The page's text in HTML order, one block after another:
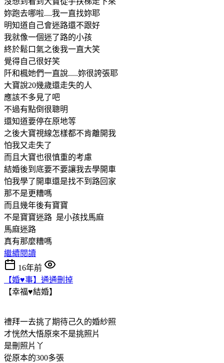
妳跑去哪啦....我一直找妳耶
明知道自己會迷路還不跟好
我就像一個迷了路的小孩
終於鬆口氣之後我一直大笑
覺得自己很好笑
阡和楓她們一直說.....妳很誇張耶
大寶說20幾歲還走失的人
應該不多見了吧
不過有點倒很聰明
還知道要停在原地等
之後大寶視線怎樣都不肯離開我
怕我又走失了
而且大寶也很慎重的考慮
結婚後到底要不要讓我去學開車
怕我學了開車還是找不到路回家
那不是更糟嗎
而且幾年後有寶寶
不是寶寶迷路 是小孩找馬麻
馬麻迷路
真有那麼糟嗎
繼續閱讀
16年前
【婚♥事】通通刪掉
【幸福♥結婚】
禮拜一去挑了期待己久的婚紗照
才恍然大悟原來不是挑照片
是刪照片丫
從原本的300多張